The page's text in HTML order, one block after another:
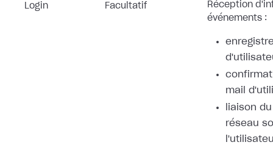
Login Facultatif
Réception
événements :
mail
liaison
réseau